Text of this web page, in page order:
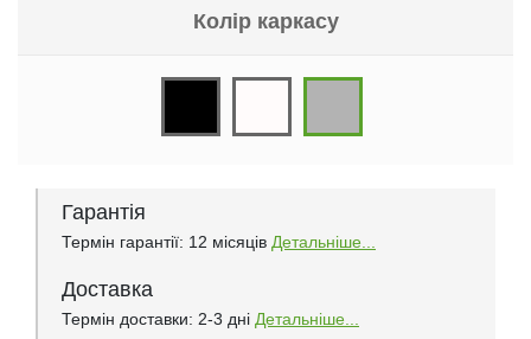
Колір каркасу
Гарантія
Термін гарантії: 12 місяців Детальніше...
Доставка
Термін доставки: 2-3 дні Детальніше...